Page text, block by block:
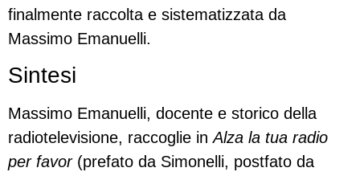
finalmente raccolta e sistematizzata da
Massimo Emanuelli.
Sintesi
Massimo Emanuelli, docente e storico della
radiotelevisione, raccoglie inAlza la tua radio
per favor(prefato da Simonelli, postfato da